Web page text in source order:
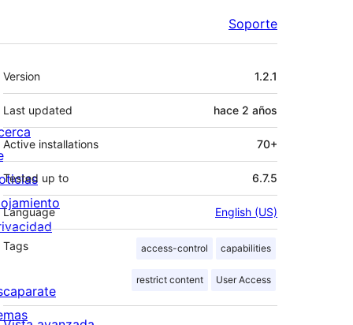
Soporte
Meta
Version 1.2.1
Last updated hace 2 años
Active installations 70+
Tested up to 6.7.5
Language English (US)
Tags access-control capabilities
restrict content User Access